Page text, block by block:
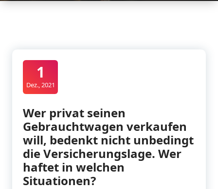
1
Dez., 2021
Wer privat seinen
Gebrauchtwagen verkaufen
will, bedenkt nicht unbedingt
die Versicherungslage. Wer
haftet in welchen
Situationen?